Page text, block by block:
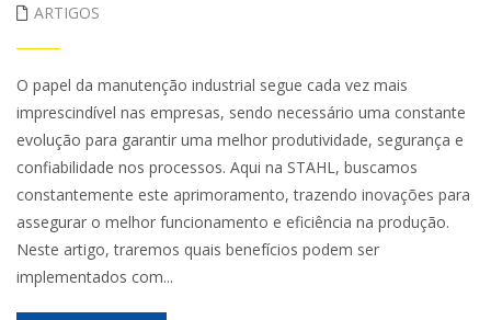
ARTIGOS
O papel da manutenção industrial segue cada vez mais
imprescindível nas empresas, sendo necessário uma constante
evolução para garantir uma melhor produtividade, segurança e
confiabilidade nos processos. Aqui na STAHL, buscamos
constantemente este aprimoramento, trazendo inovações para
assegurar o melhor funcionamento e eficiência na produção.
Neste artigo, traremos quais benefícios podem ser
implementados com...